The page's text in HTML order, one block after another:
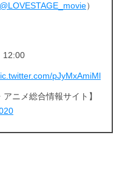
@LOVESTAGE_movie）
12:00
pJyMxAmiMl
ニメ総合情報サイト】